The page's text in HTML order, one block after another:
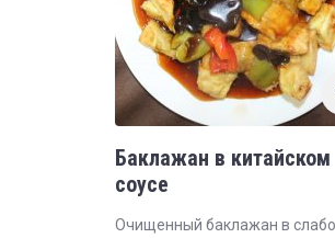
Баклажан в китайском
соусе
Очищенный баклажан в